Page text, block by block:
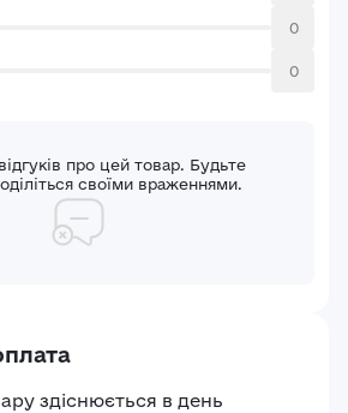
0
0
про цей товар. Будьте
своїми враженнями.
здіснюється в день